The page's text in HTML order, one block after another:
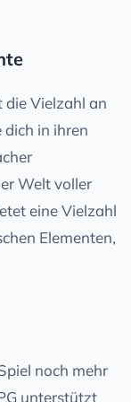
die Vielzahl an
dich in ihren
Welt voller
eine Vielzahl
Elementen,
noch mehr
unterstützt